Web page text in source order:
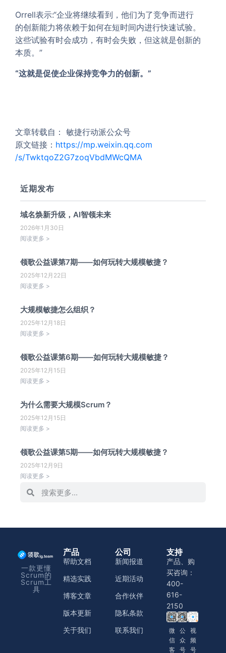
Orrell表示:“企业将继续看到，他们为了竞争而进行
的创新能力将依赖于如何在短时间内进行快速试验。
这些试验有时会成功，有时会失败，但这就是创新的
本质。”
“这就是促使企业保持竞争力的创新。”
文章转载自： 敏捷行动派公众号
原文链接： https://mp.weixin.qq.com
/s/TwktqoZ2G7zoqVbdMWcQMA
近期发布
域名焕新升级，AI智领未来
2026年1月30日
阅读更多 >
领歌公益课第7期——如何玩转大规模敏捷？
2025年12月22日
阅读更多 >
大规模敏捷怎么组织？
2025年12月18日
阅读更多 >
领歌公益课第6期——如何玩转大规模敏捷？
2025年12月15日
阅读更多 >
为什么需要大规模Scrum？
2025年12月15日
阅读更多 >
领歌公益课第5期——如何玩转大规模敏捷？
2025年12月9日
阅读更多 >
一款更懂
Scrum的
Scrum工
具
产品
帮助文档
精选实践
博客文章
版本更新
关于我们
公司
新闻报道
近期活动
合作伙伴
隐私条款
联系我们
支持
产品、购
买咨询：
400-
616-
2150
微
信
客
公
众
号
视
频
号